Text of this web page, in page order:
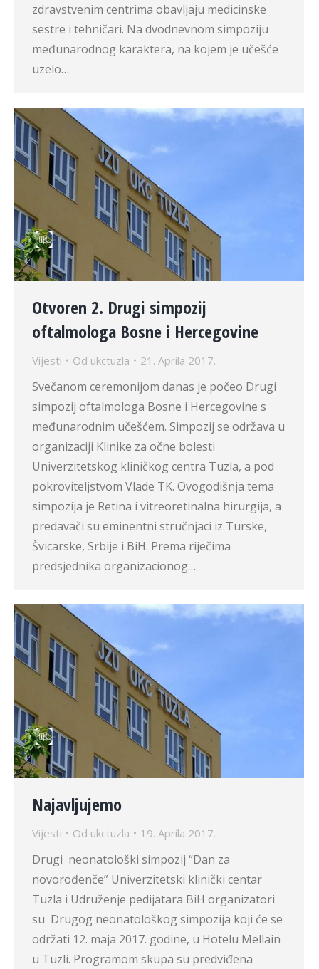
zdravstvenim centrima obavljaju medicinske
sestre i tehničari. Na dvodnevnom simpoziju
međunarodnog karaktera, na kojem je učešće
uzelo…
Otvoren 2. Drugi simpozij
oftalmologa Bosne i Hercegovine
Vijesti Od ukctuzla 21. Aprila 2017.
Svečanom ceremonijom danas je počeo Drugi
simpozij oftalmologa Bosne i Hercegovine s
međunarodnim učešćem. Simpozij se održava u
organizaciji Klinike za očne bolesti
Univerzitetskog kliničkog centra Tuzla, a pod
pokroviteljstvom Vlade TK. Ovogodišnja tema
simpozija je Retina i vitreoretinalna hirurgija, a
predavači su eminentni stručnjaci iz Turske,
Švicarske, Srbije i BiH. Prema riječima
predsjednika organizacionog…
Najavljujemo
Vijesti Od ukctuzla 19. Aprila 2017.
Drugi neonatološki simpozij “Dan za
novorođenče” Univerzitetski klinički centar
Tuzla i Udruženje pedijatara BiH organizatori
su Drugog neonatološkog simpozija koji će se
održati 12. maja 2017. godine, u Hotelu Mellain
u Tuzli. Programom skupa su predviđena